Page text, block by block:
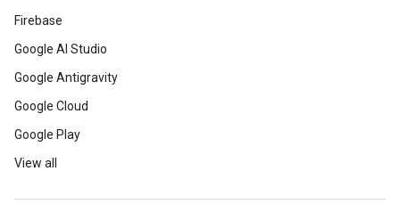
Firebase
Google AI Studio
Google Antigravity
Google Cloud
Google Play
View all